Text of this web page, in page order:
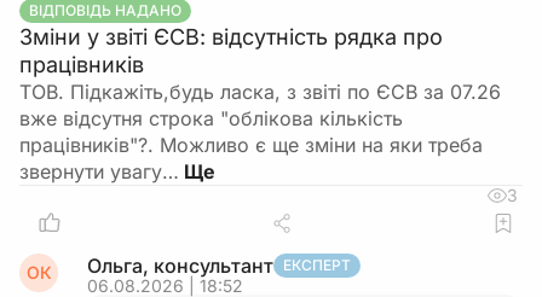
ВІДПОВІДЬ НАДАНО
Зміни у звіті ЄСВ: відсутність рядка про
працівників
ТОВ. Підкажіть,будь ласка, з звіті по ЄСВ за 07.26
вже відсутня строка "облікова кількість
працівників"?. Можливо є ще зміни на яки треба
звернути увагу…
3
ОК Ольга, консультант ЕКСПЕРТ
06.08.2026 | 18:52